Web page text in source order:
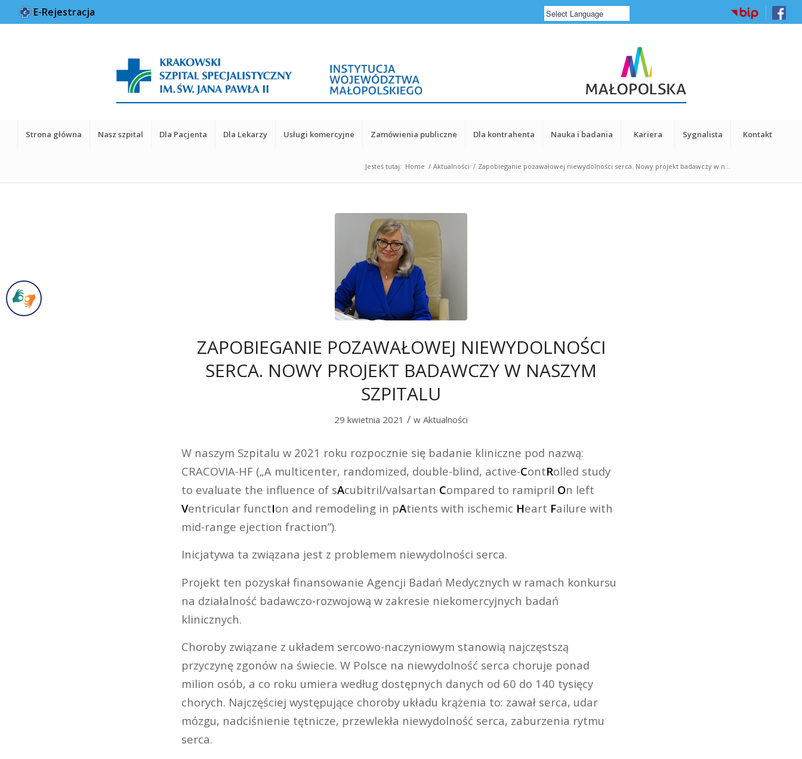
E-Rejestracja
Strona główna Nasz szpital Dla Pacjenta Dla Lekarzy Usługi komercyjne Zamówienia publiczne Dla kontrahenta Nauka i badania Kariera Sygnalista Kontakt
Jesteś tutaj: Home / Aktualności / Zapobieganie pozawałowej niewydolności serca. Nowy projekt badawczy w n...
ZAPOBIEGANIE POZAWAŁOWEJ NIEWYDOLNOŚCI
SERCA. NOWY PROJEKT BADAWCZY W NASZYM
SZPITALU
29 kwietnia 2021 / w Aktualności
W naszym Szpitalu w 2021 roku rozpocznie się badanie kliniczne pod nazwą:
CRACOVIA-HF („A multicenter, randomized, double-blind, active-ContRolled study
to evaluate the influence of sAcubitril/valsartan Compared to ramipril On left
Ventricular functIon and remodeling in pAtients with ischemic Heart Failure with
mid-range ejection fraction”).
Inicjatywa ta związana jest z problemem niewydolności serca.
Projekt ten pozyskał finansowanie Agencji Badań Medycznych w ramach konkursu
na działalność badawczo-rozwojową w zakresie niekomercyjnych badań
klinicznych.
Choroby związane z układem sercowo-naczyniowym stanowią najczęstszą
przyczynę zgonów na świecie. W Polsce na niewydolność serca choruje ponad
milion osób, a co roku umiera według dostępnych danych od 60 do 140 tysięcy
chorych. Najczęściej występujące choroby układu krążenia to: zawał serca, udar
mózgu, nadciśnienie tętnicze, przewlekła niewydolność serca, zaburzenia rytmu
serca.